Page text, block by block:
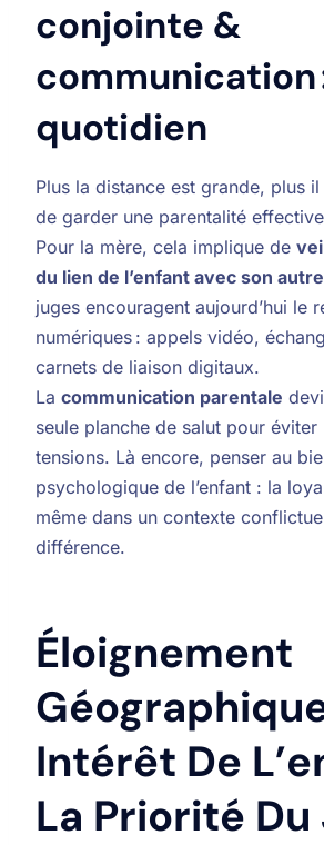
conjointe &
communication
quotidien
Plus la distance est grande, plus
de garder une parentalité
Pour la mère, cela implique de
du lien de l’enfant avec son
juges encouragent aujourd’hui le
numériques : appels vidéo,
carnets de liaison digitaux.
La communication parentale
seule planche de salut pour éviter
tensions. Là encore, penser au
psychologique de l’enfant : la
même dans un contexte
différence.
Éloignement
Intérêt De
La Priorité Du